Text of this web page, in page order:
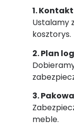
1.
Ustalamy
kosztorys.
2. Plan
3.
meble.